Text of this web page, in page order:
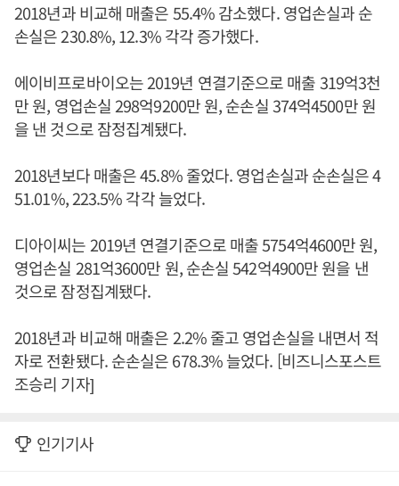
2018년과 비교해 매출은 55.4% 감소했다. 영업손실과 순
손실은 230.8%, 12.3% 각각 증가했다.
에이비프로바이오는 2019년 연결기준으로 매출 319억3천
만 원, 영업손실 298억9200만 원, 순손실 374억4500만 원
을 낸 것으로 잠정집계됐다.
2018년보다 매출은 45.8% 줄었다. 영업손실과 순손실은 4
51.01%, 223.5% 각각 늘었다.
디아이씨는 2019년 연결기준으로 매출 5754억4600만 원,
영업손실 281억3600만 원, 순손실 542억4900만 원을 낸
것으로 잠정집계됐다.
2018년과 비교해 매출은 2.2% 줄고 영업손실을 내면서 적
자로 전환됐다. 순손실은 678.3% 늘었다. [비즈니스포스트
조승리 기자]
인기기사